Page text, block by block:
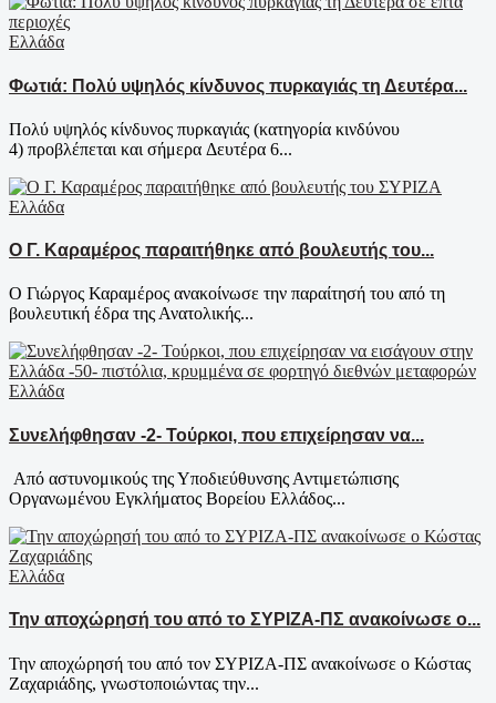
Ελλάδα
Φωτιά: Πολύ υψηλός κίνδυνος πυρκαγιάς τη Δευτέρα...
Πολύ υψηλός κίνδυνος πυρκαγιάς (κατηγορία κινδύνου
4) προβλέπεται και σήμερα Δευτέρα 6...
Ελλάδα
Ο Γ. Καραμέρος παραιτήθηκε από βουλευτής του...
Ο Γιώργος Καραμέρος ανακοίνωσε την παραίτησή του από τη
βουλευτική έδρα της Ανατολικής...
Ελλάδα
Συνελήφθησαν -2- Τούρκοι, που επιχείρησαν να...
Από αστυνομικούς της Υποδιεύθυνσης Αντιμετώπισης
Οργανωμένου Εγκλήματος Βορείου Ελλάδος...
Ελλάδα
Την αποχώρησή του από το ΣΥΡΙΖΑ-ΠΣ ανακοίνωσε ο...
Την αποχώρησή του από τον ΣΥΡΙΖΑ-ΠΣ ανακοίνωσε ο Κώστας
Ζαχαριάδης, γνωστοποιώντας την...